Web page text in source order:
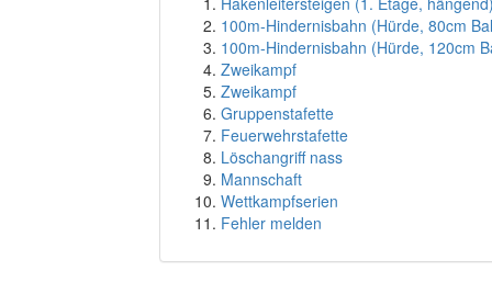
100m-Hindernisbahn (Hürde, 80cm
100m-Hindernisbahn (Hürde, 120cm
Zweikampf
Zweikampf
Gruppenstafette
Feuerwehrstafette
Löschangriff nass
Mannschaft
Wettkampfserien
Fehler melden